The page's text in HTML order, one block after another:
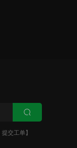
提交工单】